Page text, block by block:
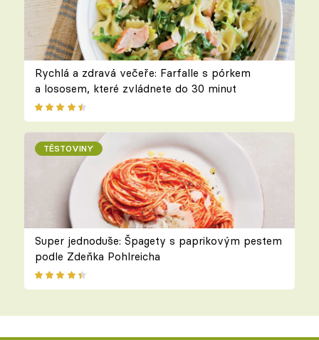
Rychlá a zdravá večeře: Farfalle s pórkem
a lososem, které zvládnete do 30 minut
TĚSTOVINY
Super jednoduše: Špagety s paprikovým pestem
podle Zdeňka Pohlreicha